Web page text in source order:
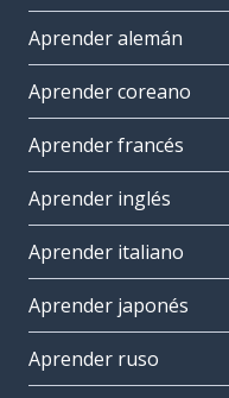
Aprender alemán
Aprender coreano
Aprender francés
Aprender inglés
Aprender italiano
Aprender japonés
Aprender ruso